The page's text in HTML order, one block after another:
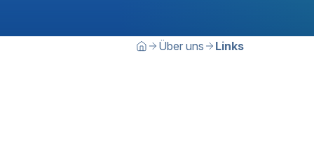
Sie befinden sich hier:
HomeÜber uns Links